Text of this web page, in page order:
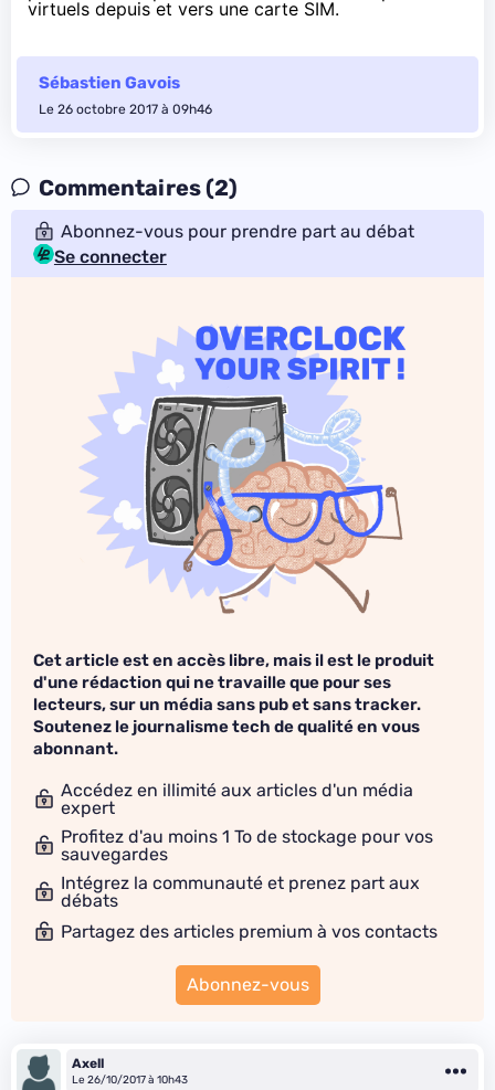
virtuels depuis et vers une carte SIM.
Sébastien Gavois
Le 26 octobre 2017 à 09h46
Commentaires (2)
Abonnez-vous pour prendre part au débat
Se connecter
Cet article est en accès libre, mais il est le produit
d'une rédaction qui ne travaille que pour ses
lecteurs, sur un média sans pub et sans tracker.
Soutenez le journalisme tech de qualité en vous
abonnant.
Accédez en illimité aux articles d'un média
expert
Profitez d'au moins 1 To de stockage pour vos
sauvegardes
Intégrez la communauté et prenez part aux
débats
Partagez des articles premium à vos contacts
Abonnez-vous
Axell
Le 26/10/2017 à 10h43